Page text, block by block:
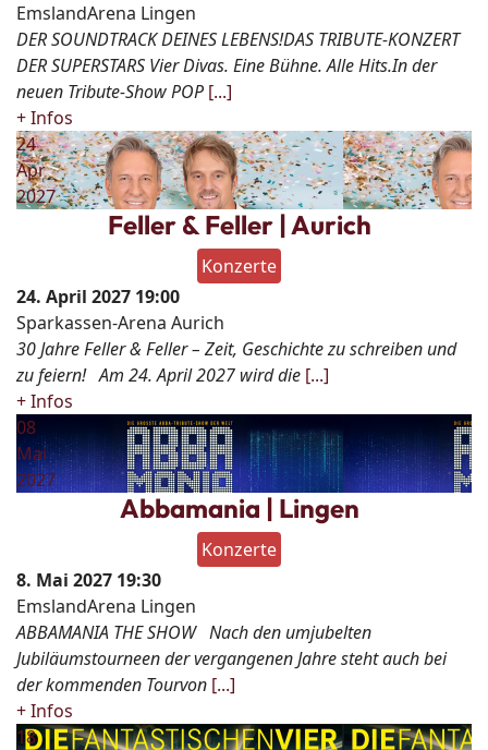
EmslandArena Lingen
DER SOUNDTRACK DEINES LEBENS!DAS TRIBUTE-KONZERT
DER SUPERSTARS Vier Divas. Eine Bühne. Alle Hits.In der
neuen Tribute-Show POP [...]
+ Infos
24
Apr
2027
Feller & Feller | Aurich
Konzerte
24. April 2027 19:00
Sparkassen-Arena Aurich
30 Jahre Feller & Feller – Zeit, Geschichte zu schreiben und
zu feiern! Am 24. April 2027 wird die [...]
+ Infos
08
Mai
2027
Abbamania | Lingen
Konzerte
8. Mai 2027 19:30
EmslandArena Lingen
ABBAMANIA THE SHOW Nach den umjubelten
Jubiläumstourneen der vergangenen Jahre steht auch bei
der kommenden Tourvon [...]
+ Infos
18